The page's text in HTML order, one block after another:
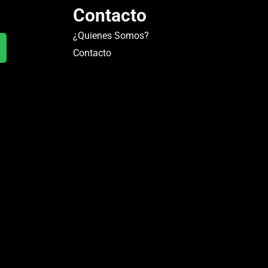
Contacto
¿Quienes Somos?
Contacto